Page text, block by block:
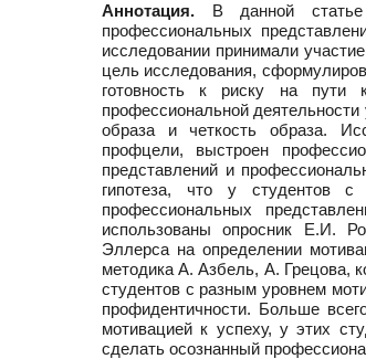
Аннотация. В данной статье
профессиональных
исследовании принимали
цель исследования,
готовность к риску на пути
профессиональной
образа и четкость образа.
профцели, выстроен
представлений и
гипотеза, что у студентов с
профессиональных
использованы опросник Е.И.
Эллерса на определении
методика А. Азбель, А. Грецова,
студентов с разным уровнем
профидентичности. Больше
мотивацией к успеху, у этих
сделать осознанный